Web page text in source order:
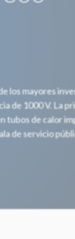
los mayores
de 1000 V. La
tubos de calor
de servicio